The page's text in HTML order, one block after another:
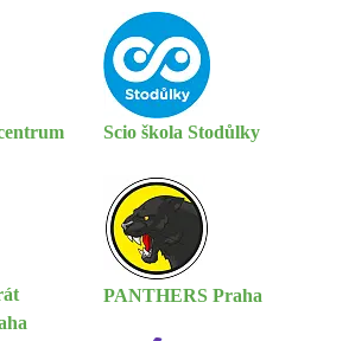
Scio škola Stodůlky
PANTHERS Praha